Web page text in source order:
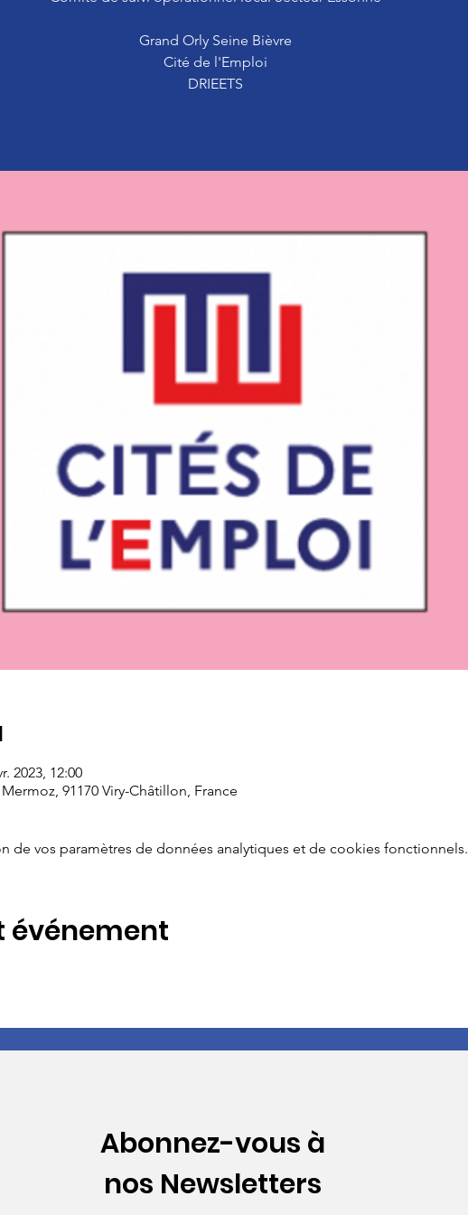
Grand Orly Seine Bièvre
Cité de l'Emploi
DRIEETS
2023, 12:00
91170 Viry-Châtillon, France
de vos paramètres de données analytiques et de cookies fonctionnels.
événement
Abonnez-vous à
nos Newsletters